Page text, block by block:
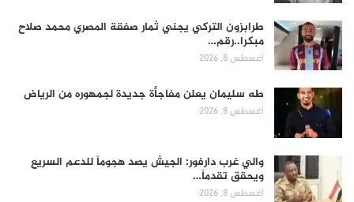
طرابزون التركي يجني ثمار صفقة المصري محمد صلاح
مبكرا..رقم…
أغسطس 8, 2026
طه سليمان يعلن مفاجأة جديدة لجمهوره من الرياض
أغسطس 8, 2026
والي غرب دارفور: الجيش يصد هجوماً للدعم السريع
ويحقق تقدماً…
أغسطس 8, 2026